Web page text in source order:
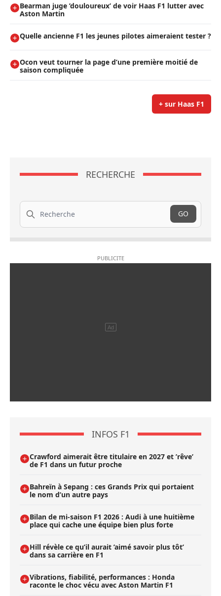
Bearman juge ’douloureux’ de voir Haas F1 lutter avec
Aston Martin
Quelle ancienne F1 les jeunes pilotes aimeraient tester ?
Ocon veut tourner la page d’une première moitié de
saison compliquée
+ sur Haas F1
RECHERCHE
Recherche
GO
INFOS F1
Crawford aimerait être titulaire en 2027 et ’rêve’
de F1 dans un futur proche
Bahreïn à Sepang : ces Grands Prix qui portaient
le nom d’un autre pays
Bilan de mi-saison F1 2026 : Audi à une huitième
place qui cache une équipe bien plus forte
Hill révèle ce qu’il aurait ’aimé savoir plus tôt’
dans sa carrière en F1
Vibrations, fiabilité, performances : Honda
raconte le choc vécu avec Aston Martin F1